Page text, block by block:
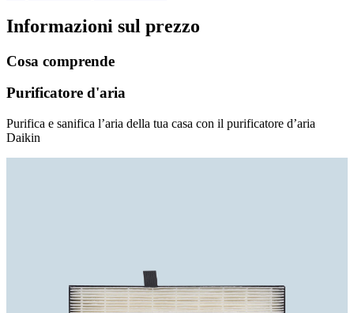
Informazioni sul prezzo
Cosa comprende
Purificatore d'aria
Purifica e sanifica l’aria della tua casa con il purificatore d’aria
Daikin